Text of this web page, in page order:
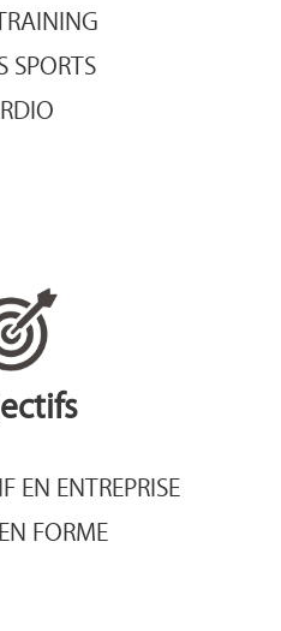
SPORTS
EN ENTREPRISE
FORME